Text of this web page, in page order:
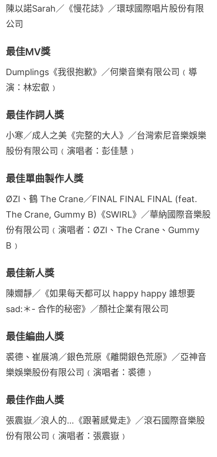
陳以諾Sarah／《慢花誌》／環球國際唱片股份有限
公司
最佳MV獎
Dumplings《我很抱歉》／何樂音樂有限公司﹙導
演：林宏叡﹚
最佳作詞人獎
小寒／成人之美《完整的大人》／台灣索尼音樂娛樂
股份有限公司﹙演唱者：彭佳慧﹚
最佳單曲製作人獎
ØZI、鶴 The Crane／FINAL FINAL FINAL (feat.
The Crane, Gummy B)《SWIRL》／華納國際音樂股
份有限公司﹙演唱者：ØZI、The Crane、Gummy
B﹚
最佳新人獎
陳嫺靜／《如果每天都可以 happy happy 誰想要
sad:＊- 合作的秘密》／顏社企業有限公司
最佳編曲人獎
裘德、崔展鴻／銀色荒原《離開銀色荒原》／亞神音
樂娛樂股份有限公司﹙演唱者：裘德﹚
最佳作曲人獎
張震嶽／浪人的…《跟著感覺走》／滾石國際音樂股
份有限公司﹙演唱者：張震嶽﹚